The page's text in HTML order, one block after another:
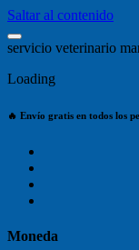
Saltar al contenido
servicio veterinario ma
Loading
🔥 Envío gratis en todos los
Moneda